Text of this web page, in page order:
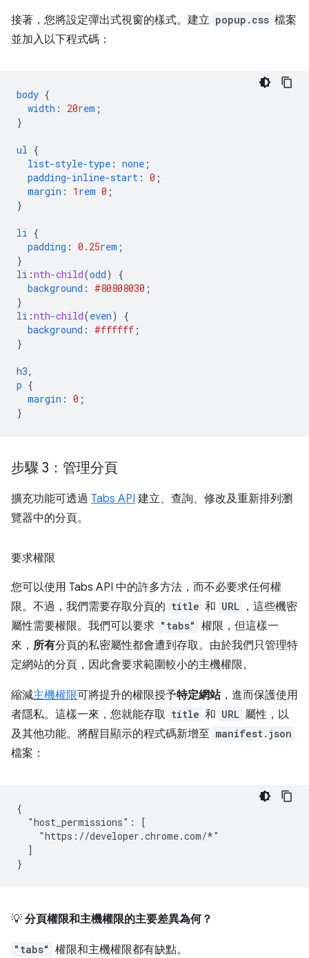
接著，您將設定彈出式視窗的樣式。建立 popup.css 檔案
並加入以下程式碼：
body {
width : 20rem ;
}
ul {
list-style-type : none ;
padding-inline-start : 0 ;
margin : 1 rem 0 ;
}
li {
padding : 0.25rem ;
}
li :nth-child(odd)
{
background : #80808030 ;
}
li :nth-child(even)
{
background : #ffffff ;
}
h3,
p {
margin : 0 ;
}
步驟 3：管理分頁
擴充功能可透過 Tabs API 建立、查詢、修改及重新排列瀏
覽器中的分頁。
要求權限
您可以使用 Tabs API 中的許多方法，而不必要求任何權
限。不過，我們需要存取分頁的 title 和 URL ，這些機密
屬性需要權限。我們可以要求 "tabs" 權限，但這樣一
來， 所有分頁的私密屬性都會遭到存取。由於我們只管理特
定網站的分頁，因此會要求範圍較小的主機權限。
縮減主機權限可將提升的權限授予特定網站，進而保護使用
者隱私。這樣一來，您就能存取 title 和 URL 屬性，以
及其他功能。將醒目顯示的程式碼新增至 manifest.json
檔案：
{
  "host_permissions": [
    "https://developer.chrome.com/*"
  ]
💡 分頁權限和主機權限的主要差異為何？
"tabs" 權限和主機權限都有缺點。